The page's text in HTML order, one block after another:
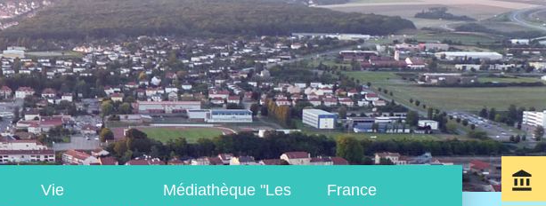
Vie
Médiathèque "Les
France
account_balance